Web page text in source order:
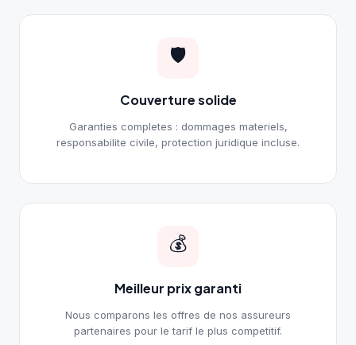
🛡️
Couverture solide
Garanties completes : dommages materiels,
responsabilite civile, protection juridique incluse.
💰
Meilleur prix garanti
Nous comparons les offres de nos assureurs
partenaires pour le tarif le plus competitif.